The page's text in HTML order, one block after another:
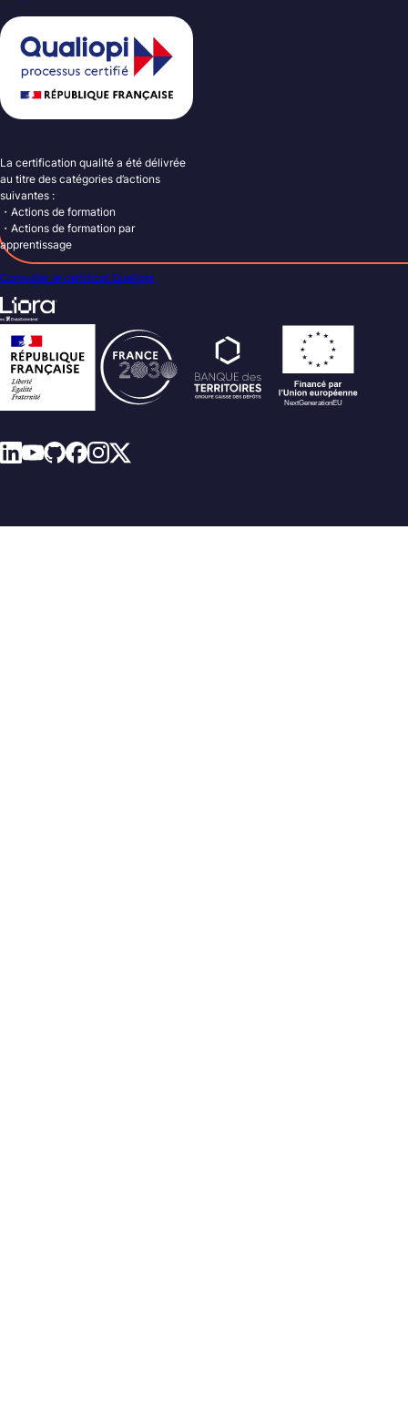
La certification qualité a été délivrée
au titre des catégories d’actions
suivantes :
・Actions de formation
・Actions de formation par
apprentissage
Consulter le certificat Qualiopi